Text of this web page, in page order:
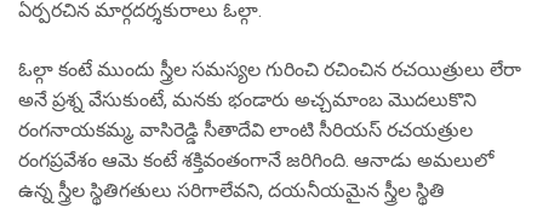
ఏర్పరచిన మార్గదర్శకురాలు ఓల్గా.
ఓల్గా కంటే ముందు స్త్రీల సమస్యల గురించి రచించిన రచయిత్రులు లేరా
అనే ప్రశ్న వేసుకుంటే, మనకు భండారు అచ్చమాంబ మొదలుకొని
రంగనాయకమ్మ, వాసిరెడ్డి సీతాదేవి లాంటి సీరియస్ రచయత్రుల
రంగప్రవేశం ఆమె కంటే శక్తివంతంగానే జరిగింది. ఆనాడు అమలులో
ఉన్న స్త్రీల స్థితిగతులు సరిగాలేవని, దయనీయమైన స్త్రీల స్థితి